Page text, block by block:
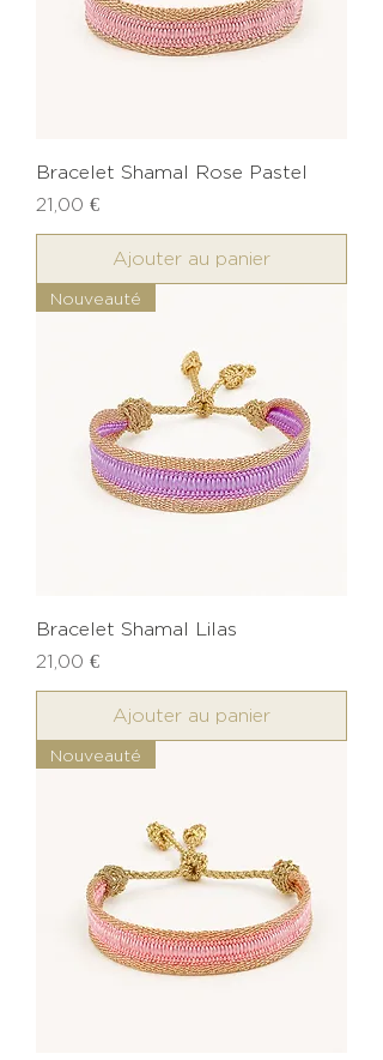
Bracelet Shamal Rose Pastel
Prix
21,00 €
Ajouter au panier
Nouveauté
Bracelet Shamal Lilas
Prix
21,00 €
Ajouter au panier
Nouveauté